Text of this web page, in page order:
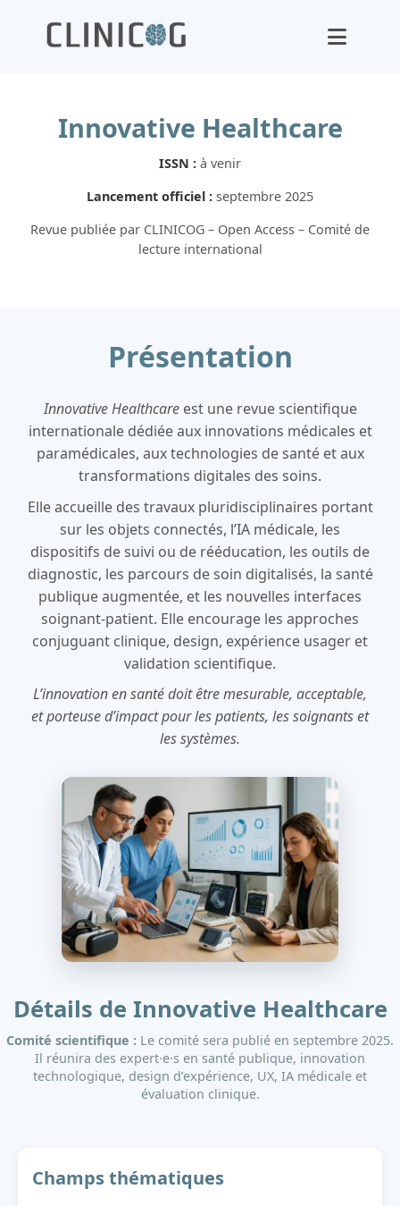
Innovative Healthcare
ISSN : à venir
Lancement officiel : septembre 2025
Revue publiée par CLINICOG – Open Access – Comité de
lecture international
Présentation
Innovative Healthcareest une revue scientifique
internationale dédiée aux innovations médicales et
paramédicales, aux technologies de santé et aux
transformations digitales des soins.
Elle accueille des travaux pluridisciplinaires portant
sur les objets connectés, l’IA médicale, les
dispositifs de suivi ou de rééducation, les outils de
diagnostic, les parcours de soin digitalisés, la santé
publique augmentée, et les nouvelles interfaces
soignant-patient. Elle encourage les approches
conjuguant clinique, design, expérience usager et
validation scientifique.
L’innovation en santé doit être mesurable, acceptable,
et porteuse d’impact pour les patients, les soignants et
les systèmes.
Détails de Innovative Healthcare
Comité scientifique : Le comité sera publié en septembre 2025.
Il réunira des expert·e·s en santé publique, innovation
technologique, design d’expérience, UX, IA médicale et
évaluation clinique.
Champs thématiques